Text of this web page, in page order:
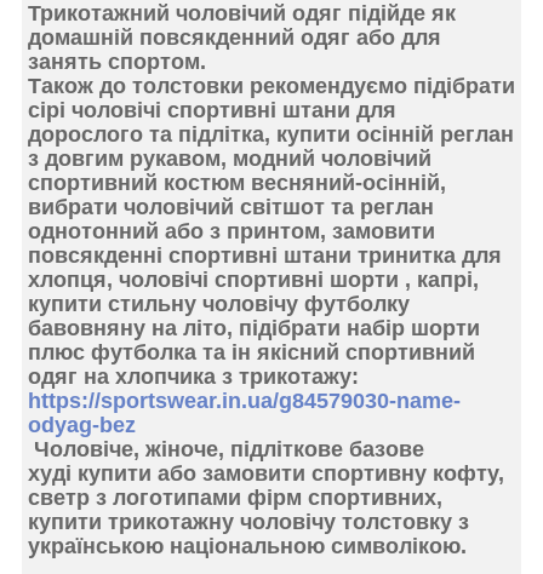
Трикотажний чоловічий одяг підійде як
домашній повсякденний одяг або для
занять спортом.
Також до толстовки рекомендуємо підібрати
сірі чоловічі спортивні штани для
дорослого та підлітка, купити осінній реглан
з довгим рукавом, модний чоловічий
спортивний костюм весняний-осінній,
вибрати чоловічий світшот та реглан
однотонний або з принтом, замовити
повсякденні спортивні штани тринитка для
хлопця, чоловічі спортивні шорти , капрі,
купити стильну чоловічу футболку
бавовняну на літо, підібрати набір шорти
плюс футболка та ін якісний спортивний
одяг на хлопчика з трикотажу:
https://sportswear.in.ua/g84579030-name-
odyag-bez
Чоловіче, жіноче, підліткове базове
худі купити або замовити спортивну кофту,
светр з логотипами фірм спортивних,
купити трикотажну чоловічу толстовку з
українською національною символікою.